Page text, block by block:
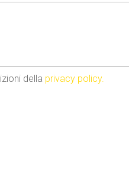
della privacy policy.